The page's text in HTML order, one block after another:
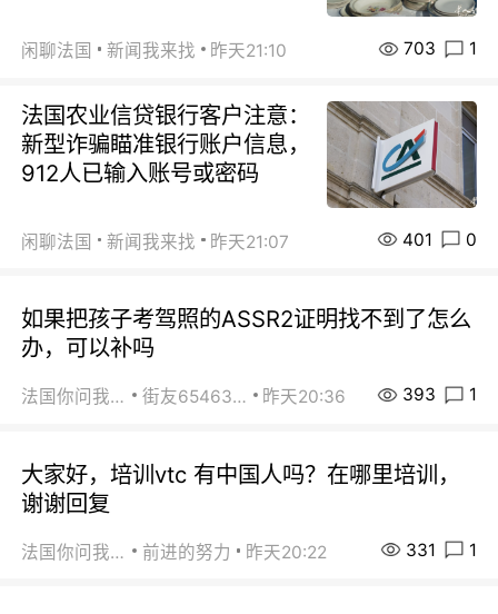
闲聊法国 新闻我来找 昨天21:10 703 1
法国农业信贷银行客户注意：
新型诈骗瞄准银行账户信息，
912人已输入账号或密码
闲聊法国 新闻我来找 昨天21:07 401 0
如果把孩子考驾照的ASSR2证明找不到了怎么
办，可以补吗
法国你问我答 街友65463281 昨天20:36 393 1
大家好，培训vtc 有中国人吗？在哪里培训，
谢谢回复
法国你问我答 前进的努力 昨天20:22 331 1